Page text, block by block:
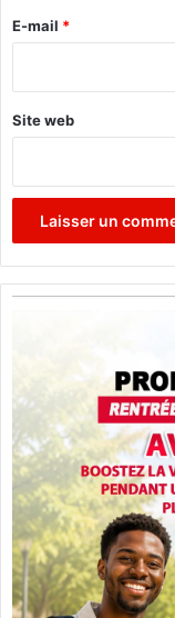
e
E-mail *
Site web